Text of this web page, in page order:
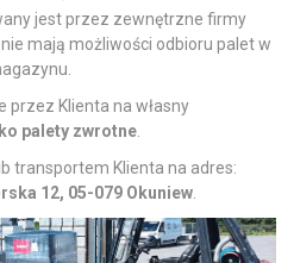
jest przez zewnętrzne firmy
mają możliwości odbioru palet w
przez Klienta na własny
palety zwrotne
transportem Klienta na adres:
12, 05-079 Okuniew